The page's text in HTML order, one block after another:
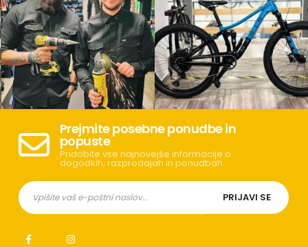
Prejmite posebne ponudbe in
popuste
Pridobite vse najnovejše informacije o
dogodkih, razprodajah in ponudbah.